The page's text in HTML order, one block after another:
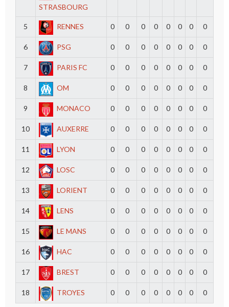
STRASBOURG
5 RENNES 0 0 0 0 0 0 0 0
6 PSG 0 0 0 0 0 0 0 0
7 PARIS FC 0 0 0 0 0 0 0 0
8 OM 0 0 0 0 0 0 0 0
9 MONACO 0 0 0 0 0 0 0 0
10 AUXERRE 0 0 0 0 0 0 0 0
11 LYON 0 0 0 0 0 0 0 0
12 LOSC 0 0 0 0 0 0 0 0
13 LORIENT 0 0 0 0 0 0 0 0
14 LENS 0 0 0 0 0 0 0 0
15 LE MANS 0 0 0 0 0 0 0 0
16 HAC 0 0 0 0 0 0 0 0
17 BREST 0 0 0 0 0 0 0 0
18 TROYES 0 0 0 0 0 0 0 0